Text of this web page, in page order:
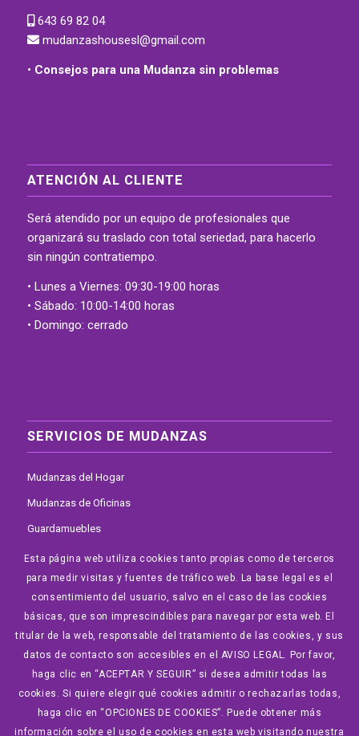
643 69 82 04
mudanzashousesl@gmail.com
• Consejos para una Mudanza sin problemas
ATENCIÓN AL CLIENTE
Será atendido por un equipo de profesionales que
organizará su traslado con total seriedad, para hacerlo
sin ningún contratiempo.
• Lunes a Viernes: 09:30-19:00 horas
• Sábado: 10:00-14:00 horas
• Domingo: cerrado
SERVICIOS DE MUDANZAS
Mudanzas del Hogar
Mudanzas de Oficinas
Guardamuebles
Elevador por Fachada
Mudanzas Internacionales
Vaciado de Trasteros
© 2026 Copyright - Mudanzas House • Diseñado por GonzaVer.com
Esta página web utiliza cookies tanto propias como de terceros
para medir visitas y fuentes de tráfico web. La base legal es el
consentimiento del usuario, salvo en el caso de las cookies
básicas, que son imprescindibles para navegar por esta web. El
titular de la web, responsable del tratamiento de las cookies, y sus
datos de contacto son accesibles en el AVISO LEGAL. Por favor,
haga clic en “ACEPTAR Y SEGUIR” si desea admitir todas las
cookies. Si quiere elegir qué cookies admitir o rechazarlas todas,
haga clic en “OPCIONES DE COOKIES”. Puede obtener más
información sobre el uso de cookies en esta web visitando nuestra